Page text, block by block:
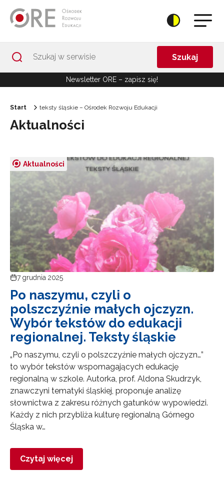
Szukaj
Newsletter ORE – zapisz się!
Start teksty śląskie – Ośrodek Rozwoju Edukacji
Aktualności
Aktualności
7 grudnia 2025
Po naszymu, czyli o
polszczyźnie małych ojczyzn.
Wybór tekstów do edukacji
regionalnej. Teksty śląskie
„Po naszymu, czyli o polszczyźnie małych ojczyzn…”
to wybór tekstów wspomagających edukację
regionalną w szkole. Autorka, prof. Aldona Skudrzyk,
znawczyni tematyki śląskiej, proponuje analizę
słownictwa z zakresu różnych gatunków wypowiedzi.
Każdy z nich przybliża kulturę regionalną Górnego
Śląska w…
Czytaj więcej